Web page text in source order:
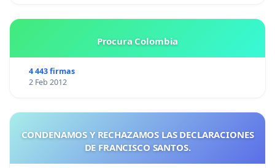
Procura Colombia
4 443 firmas
2 Feb 2012
CONDENAMOS Y RECHAZAMOS LAS DECLARACIONES
DE FRANCISCO SANTOS.